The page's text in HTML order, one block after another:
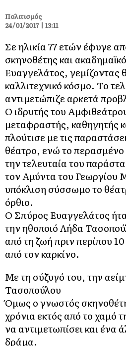
Πολιτισμός
24/01/2017 | 13:11
Σε ηλικία 77 ετών έφυγε
σκηνοθέτης και
Ευαγγελάτος, γεμίζοντας
καλλιτεχνικό κόσμο. Το
αντιμετώπιζε αρκετά
Ο ιδρυτής του
μεταφραστής, καθηγητής
πλούτισε με τις
θέατρο, ενώ το
την τελευταία του
τον Αμύντα του Γεωργίου
υπόκλιση σύσσωμο το
όρθιο.
Ο Σπύρος Ευαγγελάτος
την ηθοποιό Λήδα
από τη ζωή πριν περίπου
από τον καρκίνο.
Με τη σύζυγό του, την
Τασοπούλου
Όμως ο γνωστός
χρόνια εκτός από το χαμό
να αντιμετωπίσει και ένα
δράμα.